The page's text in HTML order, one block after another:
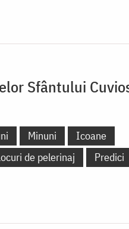
Sfântului
Minuni
Icoane
de pelerinaj Predici